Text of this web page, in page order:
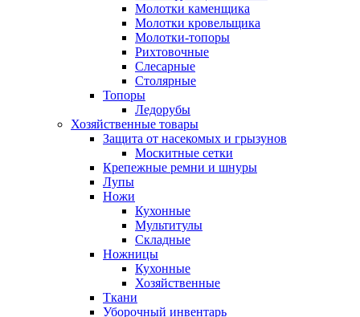
Молотки каменщика
Молотки кровельщика
Молотки-топоры
Рихтовочные
Слесарные
Столярные
Топоры
Ледорубы
Хозяйственные товары
Защита от насекомых и грызунов
Москитные сетки
Крепежные ремни и шнуры
Лупы
Ножи
Кухонные
Мультитулы
Складные
Ножницы
Кухонные
Хозяйственные
Ткани
Уборочный инвентарь